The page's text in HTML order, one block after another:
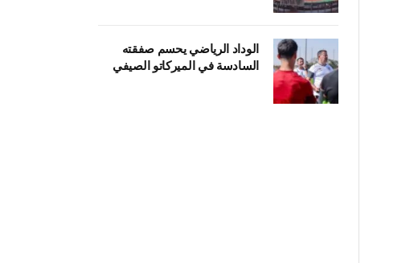
الوداد الرياضي يحسم صفقته
السادسة في الميركاتو الصيفي